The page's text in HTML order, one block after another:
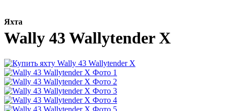
Яхта
Wally 43 Wallytender X